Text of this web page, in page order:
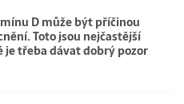
D může být příčinou
Toto jsou nejčastější
je třeba dávat dobrý pozor